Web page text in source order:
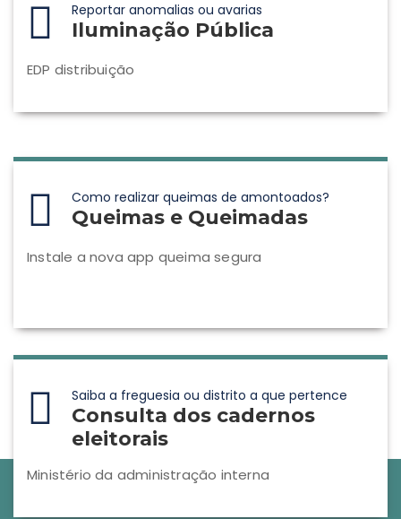
Reportar anomalias ou avarias
Iluminação Pública
EDP distribuição
Como realizar queimas de amontoados?
Queimas e Queimadas
Instale a nova app queima segura
Saiba a freguesia ou distrito a que pertence
Consulta dos cadernos
eleitorais
Ministério da administração interna